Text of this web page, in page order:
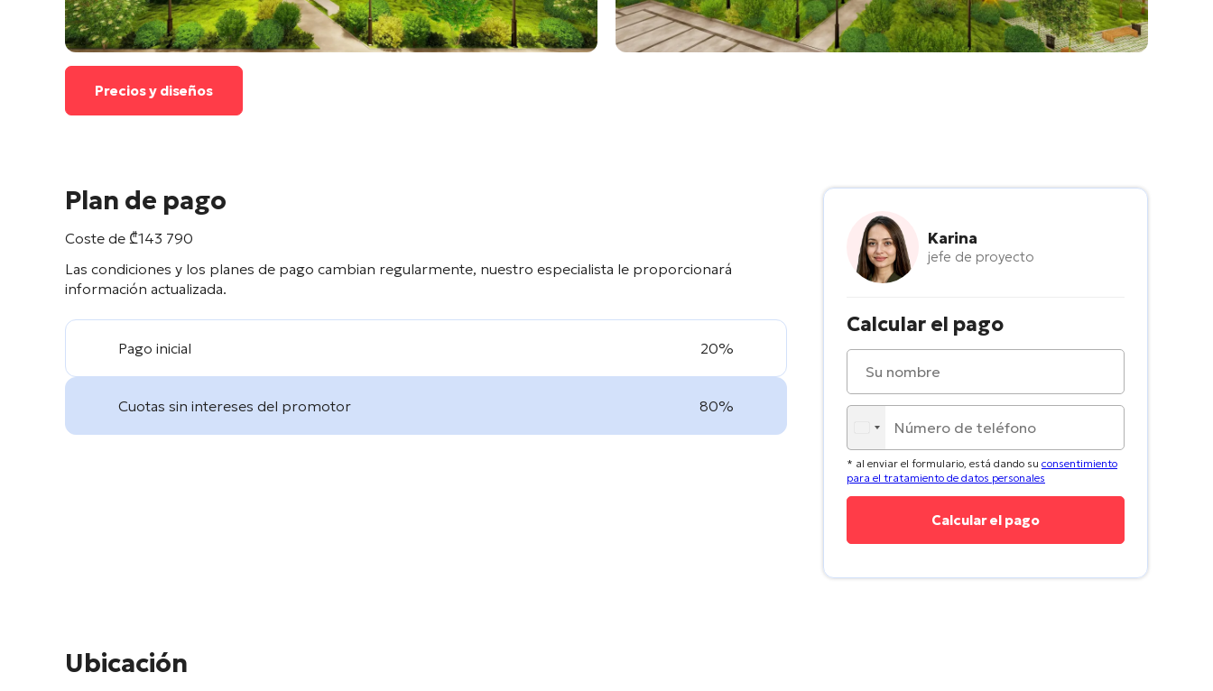
Precios y diseños
Plan de pago
Coste de ₾143 790
Las condiciones y los planes de pago cambian regularmente, nuestro especialista le proporcionará
información actualizada.
Pago inicial 20%
Cuotas sin intereses del promotor 80%
Karina
jefe de proyecto
Calcular el pago
* al enviar el formulario, está dando su consentimiento
para el tratamiento de datos personales
Ubicación